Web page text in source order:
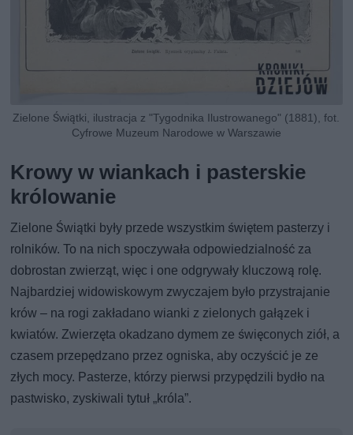
Zielone Świątki, ilustracja z "Tygodnika Ilustrowanego" (1881), fot.
Cyfrowe Muzeum Narodowe w Warszawie
Krowy w wiankach i pasterskie
królowanie
Zielone Świątki były przede wszystkim świętem pasterzy i
rolników. To na nich spoczywała odpowiedzialność za
dobrostan zwierząt, więc i one odgrywały kluczową rolę.
Najbardziej widowiskowym zwyczajem było przystrajanie
krów – na rogi zakładano wianki z zielonych gałązek i
kwiatów. Zwierzęta okadzano dymem ze święconych ziół, a
czasem przepędzano przez ogniska, aby oczyścić je ze
złych mocy. Pasterze, którzy pierwsi przypędzili bydło na
pastwisko, zyskiwali tytuł „króla”.